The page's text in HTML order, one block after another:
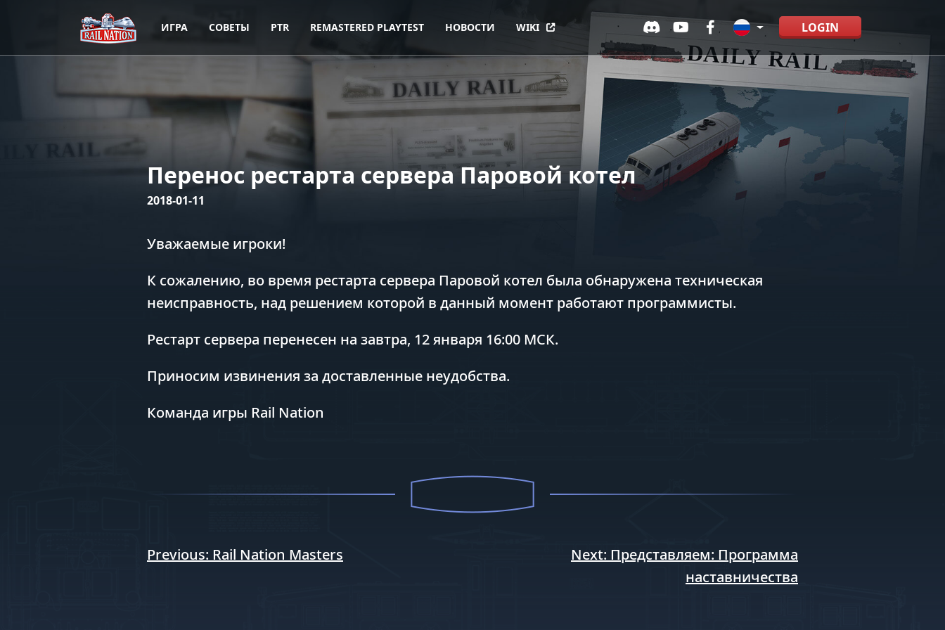
ИГРА СОВЕТЫ PTR REMASTERED PLAYTEST НОВОСТИ WIKI LOGIN
Перенос рестарта сервера Паровой котел
2018-01-11
Уважаемые игроки!
К сожалению, во время рестарта сервера Паровой котел была обнаружена техническая
неисправность, над решением которой в данный момент работают программисты.
Рестарт сервера перенесен на завтра, 12 января 16:00 МСК.
Приносим извинения за доставленные неудобства.
Команда игры Rail Nation
Навигация
Previous: Rail Nation Masters Next: Представляем: Программа
наставничества